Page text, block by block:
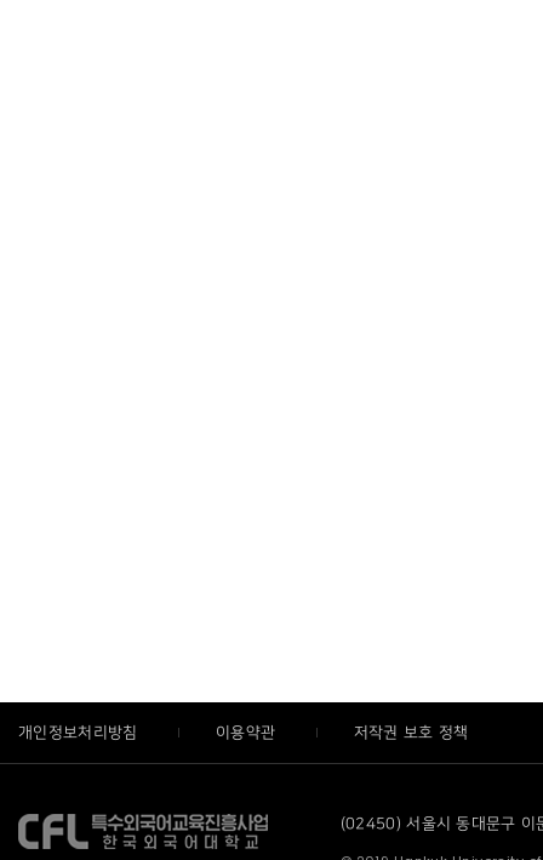
개인정보처리방침 이용약관 저작권 보호 정책
(02450) 서울시 동대문구